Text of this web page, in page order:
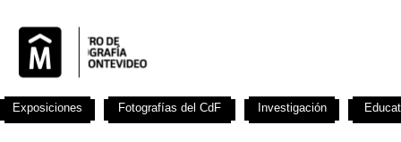
Exposiciones Fotografías del CdF Investigación